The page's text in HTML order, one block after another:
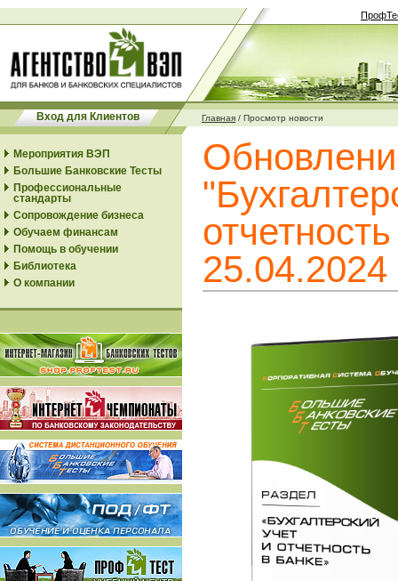
Вход для Клиентов Главная / Просмотр новости
Мероприятия ВЭП
Большие Банковские Тесты
Профессиональные
стандарты
Сопровождение бизнеса
Обучаем финансам
Помощь в обучении
Библиотека
О компании
25.04.2024